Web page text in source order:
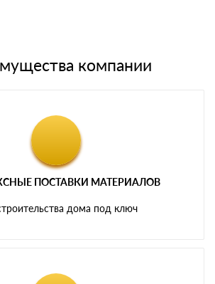
компании
ПОСТАВКИ МАТЕРИАЛОВ
дома под ключ